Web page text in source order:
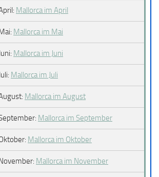
Mallorca im April
Mallorca im Mai
Mallorca im Juni
Mallorca im Juli
Mallorca im August
Mallorca im September
Mallorca im Oktober
Mallorca im November